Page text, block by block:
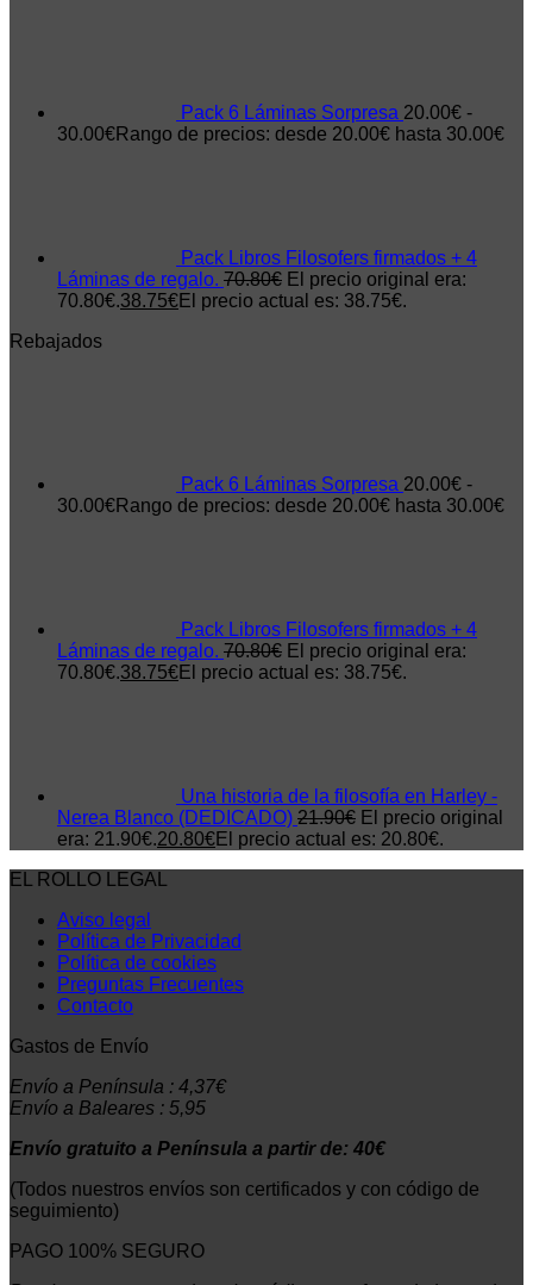
Pack 6 Láminas Sorpresa 20.00€ -
30.00€Rango de precios: desde 20.00€ hasta 30.00€
Pack Libros Filosofers firmados + 4
Láminas de regalo. 70.80€ El precio original era:
70.80€.38.75€El precio actual es: 38.75€.
Rebajados
Pack 6 Láminas Sorpresa 20.00€ -
30.00€Rango de precios: desde 20.00€ hasta 30.00€
Pack Libros Filosofers firmados + 4
Láminas de regalo. 70.80€ El precio original era:
70.80€.38.75€El precio actual es: 38.75€.
Una historia de la filosofía en Harley -
Nerea Blanco (DEDICADO) 21.90€ El precio original
era: 21.90€.20.80€El precio actual es: 20.80€.
EL ROLLO LEGAL
Aviso legal
Política de Privacidad
Política de cookies
Preguntas Frecuentes
Contacto
Gastos de Envío
Envío a Península : 4,37€
Envío a Baleares : 5,95
Envío gratuito a Península a partir de: 40€
(Todos nuestros envíos son certificados y con código de
seguimiento)
PAGO 100% SEGURO